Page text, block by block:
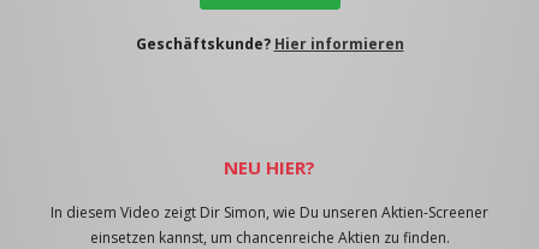
Geschäftskunde? Hier informieren
NEU HIER?
In diesem Video zeigt Dir Simon, wie Du unseren Aktien-Screener
einsetzen kannst, um chancenreiche Aktien zu finden.